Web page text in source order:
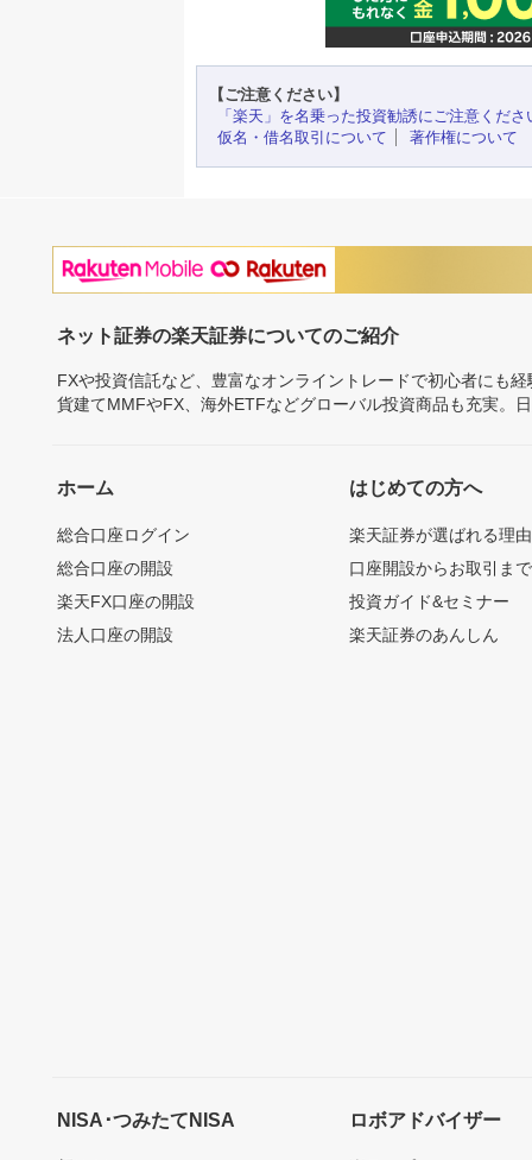
【ご注意ください】
「楽天」を名乗った投資勧誘にご注意くださ
仮名・借名取引について
著作権について
ネット証券の楽天証券についてのご紹介
FXや投資信託など、豊富なオンライントレードで初心者にも
貨建てMMFやFX、海外ETFなどグローバル投資商品も充実。
ホーム
総合口座ログイン
総合口座の開設
楽天FX口座の開設
法人口座の開設
はじめての方へ
楽天証券が選ばれる理由
口座開設からお取引ま
投資ガイド&セミナー
楽天証券のあんしん
NISA･つみたてNISA ロボアドバイザー